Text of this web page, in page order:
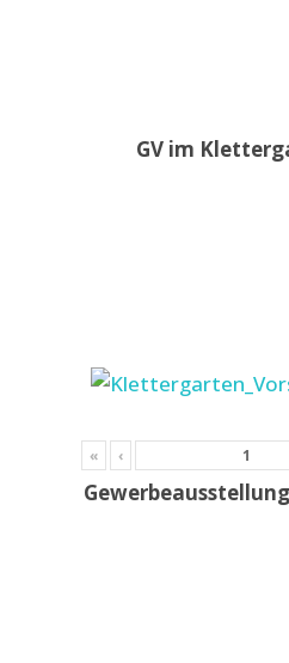
GV im
« ‹